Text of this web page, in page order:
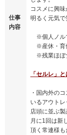
仕事
内容
コスメに興味
明るく元気で
※個人ノル
※産休・育
※残業ほぼ
「セルレ」
・国内外の
いるアウトレ
店頭に並ぶ製
月に1回は新
頂く常連様も